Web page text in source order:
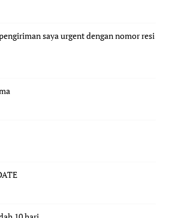
saya urgent dengan nomor resi